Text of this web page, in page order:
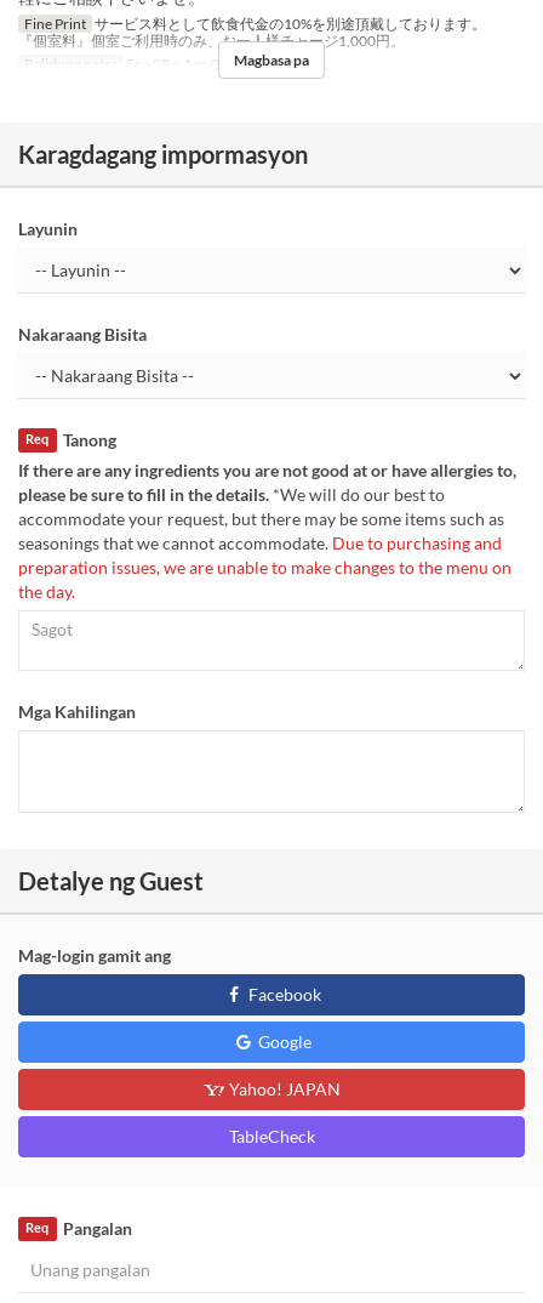
Fine Print サービス料として飲食代金の10%を別途頂戴しております。
『個室料』個室ご利用時のみ、お一人様チャージ1,000円。
Balidong petsa
Ene 08 ~ Ago 04, Ago 15 ~
Magbasa pa
Karagdagang impormasyon
Layunin
Nakaraang Bisita
Tanong
Req
If there are any ingredients you are not good at or have allergies to,
please be sure to fill in the details. *We will do our best to
accommodate your request, but there may be some items such as
seasonings that we cannot accommodate. Due to purchasing and
preparation issues, we are unable to make changes to the menu on
the day.
Mga Kahilingan
Detalye ng Guest
Mag-login gamit ang
Facebook
Google
Yahoo! JAPAN
TableCheck
Pangalan
Req